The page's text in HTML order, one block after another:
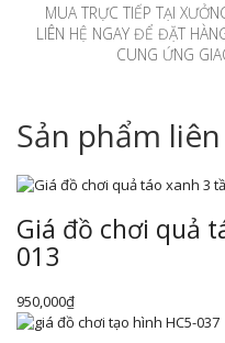
MUA TRỰC TIẾP TẠI
LIÊN HỆ NGAY ĐỂ ĐẶT
CUNG ỨNG
Sản phẩm
Giá đồ chơi quả
013
950,000₫